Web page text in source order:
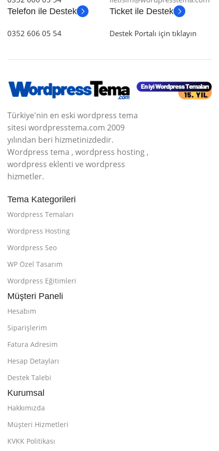
Telefon ile Destek
0352 606 05 54
Ticket ile Destek
Destek Portalı için tıklayın
Türkiye'nin en eski wordpress tema
sitesi wordpresstema.com 2009
yılından beri hizmetinizdedir.
Wordpress tema , wordpress hosting ,
wordpress eklenti ve wordpress
hizmetler.
Tema Kategorileri
Wordpress Temaları
Wordpress Hosting
Wordpress Seo
WP Özel Tasarım
Wordpress Eğitimleri
Müşteri Paneli
Hesabım
Siparişlerim
Fatura Adresim
Hesap Detayları
Destek Talebi
Kurumsal
Hakkımızda
Müşteri Hizmetleri
KVKK Politikası